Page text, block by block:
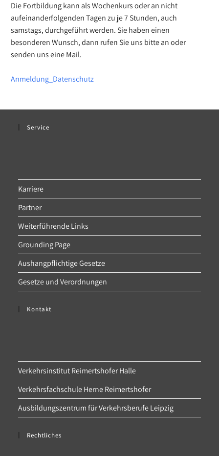
Die Fortbildung kann als Wochenkurs oder an nicht
aufeinanderfolgenden Tagen zu je 7 Stunden, auch
samstags, durchgeführt werden. Sie haben einen
besonderen Wunsch, dann rufen Sie uns bitte an oder
senden uns eine Mail.
Anmeldung_Datenschutz
Service
Karriere
Partner
Weiterführende Links
Grounding Page
Aushangpflichtige Gesetze
Gesetze und Verordnungen
Kontakt
Verkehrsinstitut Reimertshofer Halle
Verkehrsfachschule Herne Reimertshofer
Ausbildungszentrum für Verkehrsberufe Leipzig
Rechtliches